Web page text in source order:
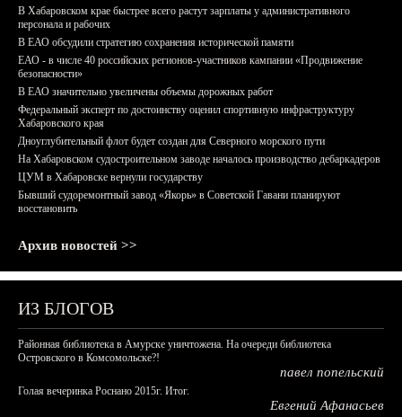
В Хабаровском крае быстрее всего растут зарплаты у административного
персонала и рабочих
В ЕАО обсудили стратегию сохранения исторической памяти
ЕАО - в числе 40 российских регионов-участников кампании «Продвижение
безопасности»
В ЕАО значительно увеличены объемы дорожных работ
Федеральный эксперт по достоинству оценил спортивную инфраструктуру
Хабаровского края
Дноуглубительный флот будет создан для Северного морского пути
На Хабаровском судостроительном заводе началось производство дебаркадеров
ЦУМ в Хабаровске вернули государству
Бывший судоремонтный завод «Якорь» в Советской Гавани планируют
восстановить
Архив новостей >>
ИЗ БЛОГОВ
Районная библиотека в Амурске уничтожена. На очереди библиотека
Островского в Комсомольске?!
павел попельский
Голая вечеринка Роснано 2015г. Итог.
Евгений Афанасьев